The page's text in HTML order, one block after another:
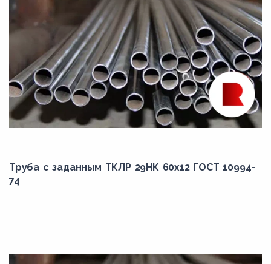
Труба с заданным ТКЛР 29НК 60x12 ГОСТ 10994-
74